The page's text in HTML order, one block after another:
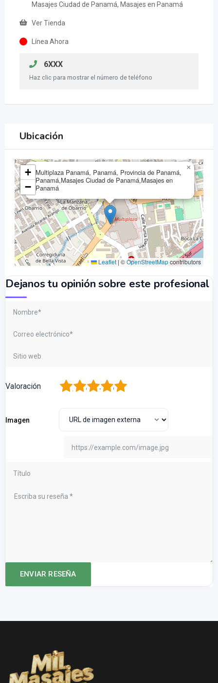
Masajes Ciudad de Panamá, Masajes en Panamá
Ver Tienda
Línea Ahora
6XXX
Haz clic para mostrar el número de teléfono
Ubicación
Multiplaza Panamá, Panamá, Provincia de Panamá,
Panamá,Masajes Ciudad de Panamá,Masajes en
Panamá
×
+
−
Leaflet | ©OpenStreetMapcontributors
Dejanos tu opinión sobre este profesional
Valoración 5
4
3
2
Imagen